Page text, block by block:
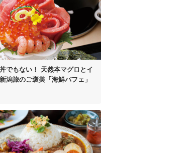
でもない！ 天然本マグロとイ
新潟旅のご褒美「海鮮パフェ」